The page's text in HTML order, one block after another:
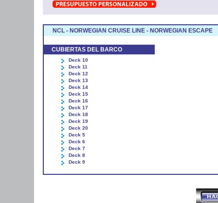
NCL - NORWEGIAN CRUISE LINE - NORWEGIAN ESCAPE
CUBIERTAS DEL BARCO
Deck 10
Deck 11
Deck 12
Deck 13
Deck 14
Deck 15
Deck 16
Deck 17
Deck 18
Deck 19
Deck 20
Deck 5
Deck 6
Deck 7
Deck 8
Deck 9